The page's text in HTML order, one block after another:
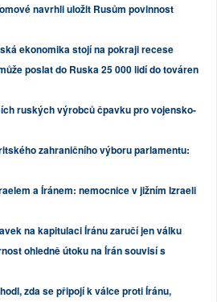
navrhli uložit Rusům povinnost
ekonomika stojí na pokraji recese
poslat do Ruska 25 000 lidí do továren
ruských výrobců čpavku pro vojensko-
zahraničního výboru parlamentu:
a Íránem: nemocnice v jižním Izraeli
na kapitulaci Íránu zaručí jen válku
ohledně útoku na Írán souvisí s
zda se připojí k válce proti Íránu,